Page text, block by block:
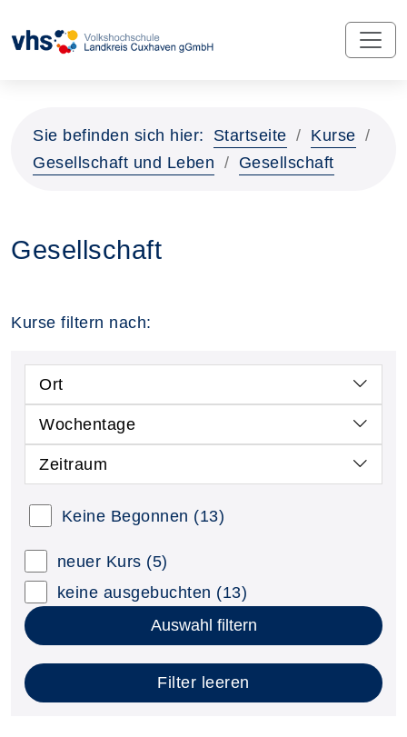
Sie befinden sich hier: Startseite
Kurse
Gesellschaft und Leben
Gesellschaft
Gesellschaft
Kurse filtern nach:
Ort
Wochentage
Zeitraum
Keine Begonnen (13)
neuer Kurs (5)
keine ausgebuchten (13)
Auswahl filtern
Filter leeren